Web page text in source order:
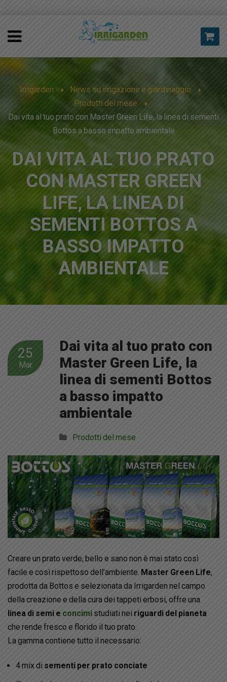
Irrigarden
News su irrigazione e giardinaggio
Prodotti del mese
Dai vita al tuo prato con Master Green Life, la linea di sementi
Bottos a basso impatto ambientale
DAI VITA AL TUO PRATO
CON MASTER GREEN
LIFE, LA LINEA DI
SEMENTI BOTTOS A
BASSO IMPATTO
AMBIENTALE
25
Mar
Dai vita al tuo prato con
Master Green Life, la
linea di sementi Bottos
a basso impatto
ambientale
Prodotti del mese
Creare un prato verde, bello e sano non è mai stato così
facile e così rispettoso dell’ambiente. Master Green Life,
prodotta da Bottos e selezionata da Irrigarden nel campo
della creazione e della cura dei tappeti erbosi, offre una
linea di semi e concimi studiati nei riguardi del pianeta
che rende fresco e florido il tuo prato.
La gamma contiene tutto il necessario:
4 mix di sementi per prato conciate